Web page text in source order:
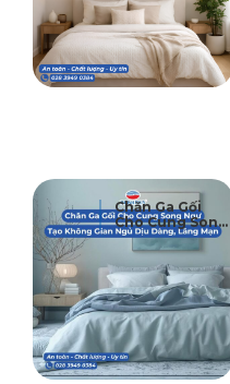
Đặt Giường
07
03-2026
Chăn Ga Gối
Cho Cung Song
Ngư – Bí Quyết
Tạo Không Gian
Ngủ Dịu Dàng,
Lãng Mạn